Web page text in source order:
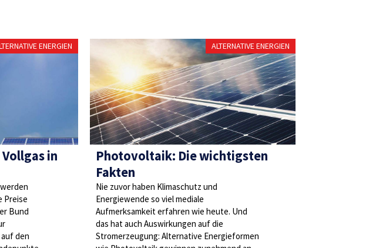
ENERGIEN
in
Preise
Bund
den
ALTERNATIVE ENERGIEN
Photovoltaik: Die wichtigsten
Fakten
Nie zuvor haben Klimaschutz und
Energiewende so viel mediale
Aufmerksamkeit erfahren wie heute. Und
das hat auch Auswirkungen auf die
Stromerzeugung: Alternative Energieformen